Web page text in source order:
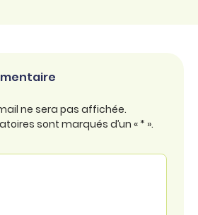
ne sera pas affichée.
sont marqués d’un « * ».